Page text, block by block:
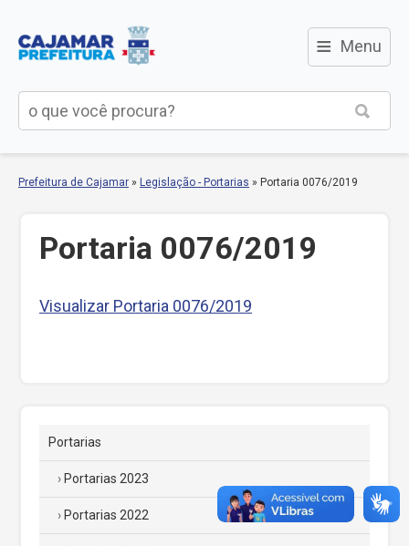
≡ Menu
Prefeitura de Cajamar » Legislação - Portarias » Portaria 0076/2019
Portaria 0076/2019
Visualizar Portaria 0076/2019
Portarias
Portarias 2023
Portarias 2022